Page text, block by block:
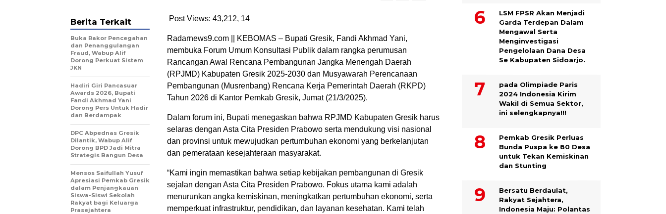
Post Views: 43,212, 14
Radarnews9.com || KEBOMAS – Bupati Gresik, Fandi Akhmad Yani,
membuka Forum Umum Konsultasi Publik dalam rangka perumusan
Rancangan Awal Rencana Pembangunan Jangka Menengah Daerah
(RPJMD) Kabupaten Gresik 2025-2030 dan Musyawarah Perencanaan
Pembangunan (Musrenbang) Rencana Kerja Pemerintah Daerah (RKPD)
Tahun 2026 di Kantor Pemkab Gresik, Jumat (21/3/2025).
Dalam forum ini, Bupati menegaskan bahwa RPJMD Kabupaten Gresik harus
selaras dengan Asta Cita Presiden Prabowo serta mendukung visi nasional
dan provinsi untuk mewujudkan pertumbuhan ekonomi yang berkelanjutan
dan pemerataan kesejahteraan masyarakat.
“Kami ingin memastikan bahwa setiap kebijakan pembangunan di Gresik
sejalan dengan Asta Cita Presiden Prabowo. Fokus utama kami adalah
menurunkan angka kemiskinan, meningkatkan pertumbuhan ekonomi, serta
memperkuat infrastruktur, pendidikan, dan layanan kesehatan. Kami telah
Berita Terkait
Buka Rakor Pencegahan
dan Penanggulangan
Fraud, Wabup Alif
Dorong Perkuat Sistem
JKN
Hadiri Giri Pancasuar
Awards 2026, Bupati
Fandi Akhmad Yani
Dorong Pers Untuk Hadir
dan Berdampak
DPC Abpednas Gresik
Dilantik, Wabup Alif
Dorong BPD Jadi Mitra
Strategis Bangun Desa
Mensos Saifullah Yusuf
Apresiasi Pemkab Gresik
dalam Penjangkauan
Siswa-Siswi Sekolah
Rakyat bagi Keluarga
Prasejahtera
LSM FPSR Akan Menjadi
Garda Terdepan Dalam
Mengawal Serta
Menginvestigasi
Pengelolaan Dana Desa
Se Kabupaten Sidoarjo.
pada Olimpiade Paris
2024 Indonesia Kirim
Wakil di Semua Sektor,
ini selengkapnya!!!
Pemkab Gresik Perluas
Bunda Puspa ke 80 Desa
untuk Tekan Kemiskinan
dan Stunting
Bersatu Berdaulat,
Rakyat Sejahtera,
Indonesia Maju: Polantas